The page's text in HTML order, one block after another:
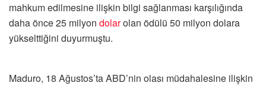
mahkum edilmesine ilişkin bilgi sağlanması karşılığında
daha önce 25 milyon dolarolan ödülü 50 milyon dolara
yükselttiğini duyurmuştu.
Maduro, 18 Ağustos’ta ABD’nin olası müdahalesine ilişkin